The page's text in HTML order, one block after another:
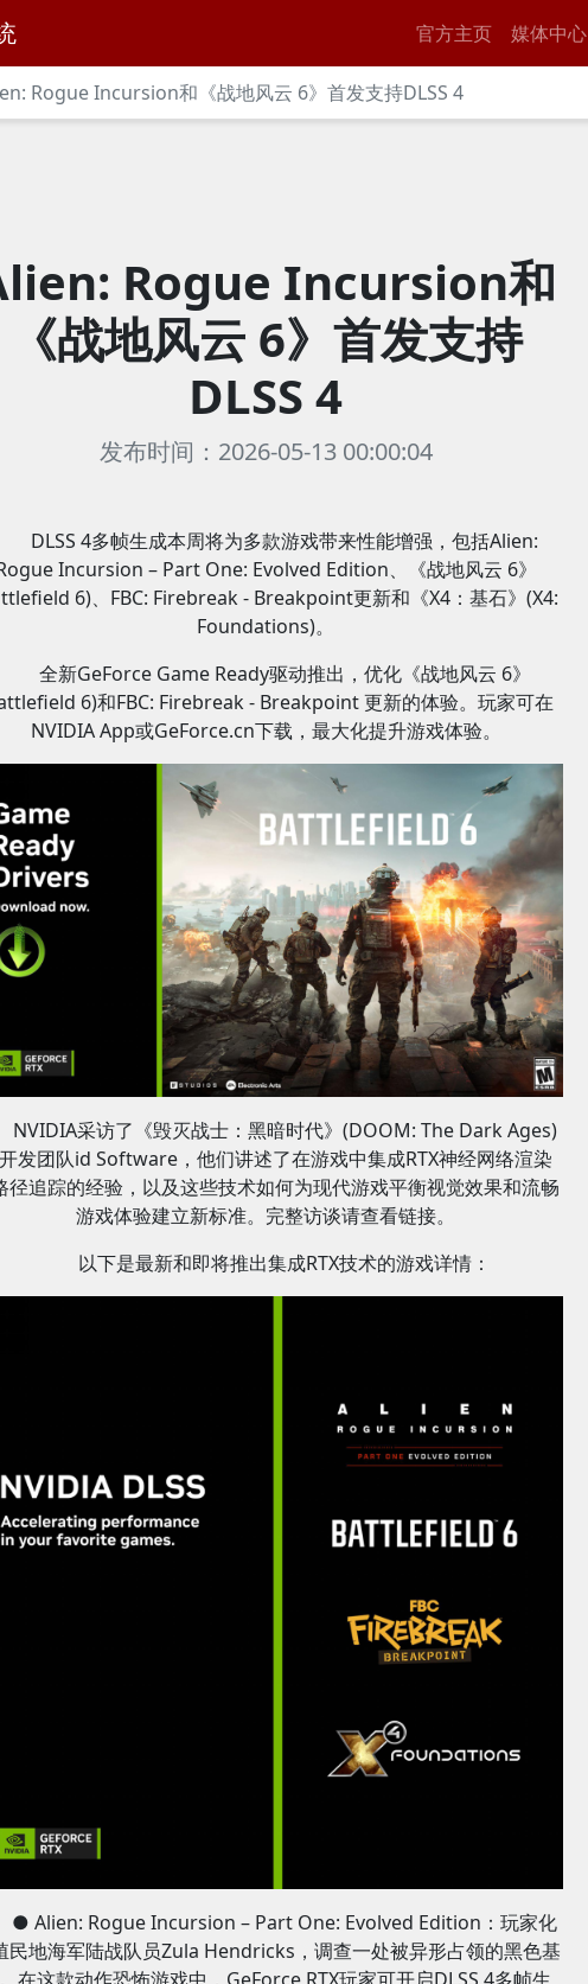
官方主页 媒体中心
Rogue Incursion和《战地风云 6》首发支持DLSS 4
Rogue Incursion和
《战地风云 6》首发支持
DLSS 4
发布时间：2026-05-13 00:00:04
DLSS 4多帧生成本周将为多款游戏带来性能增强，包括Alien:
Incursion – Part One: Evolved Edition、《战地风云 6》
6)、FBC: Firebreak - Breakpoint更新和《X4：基石》(X4:
Foundations)。
全新GeForce Game Ready驱动推出，优化《战地风云 6》
6)和FBC: Firebreak - Breakpoint 更新的体验。玩家可在
NVIDIA App或GeForce.cn下载，最大化提升游戏体验。
NVIDIA采访了《毁灭战士：黑暗时代》(DOOM: The Dark Ages)
发团队id Software，他们讲述了在游戏中集成RTX神经网络渲染
径追踪的经验，以及这些技术如何为现代游戏平衡视觉效果和流畅
游戏体验建立新标准。完整访谈请查看链接。
以下是最新和即将推出集成RTX技术的游戏详情：
● Alien: Rogue Incursion – Part One: Evolved Edition：玩家化
民地海军陆战队员Zula Hendricks，调查一处被异形占领的黑色基